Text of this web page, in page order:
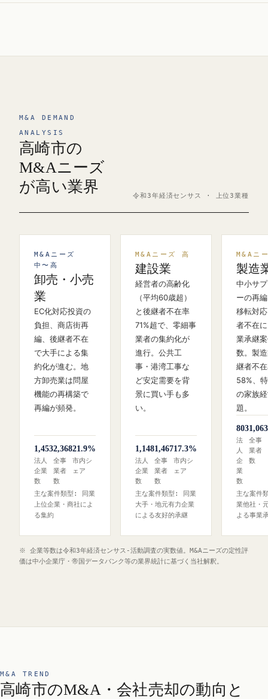
M&A DEMAND
ANALYSIS
高崎市の
M&Aニーズ
が高い業界
令和3年経済センサス · 上位3業種
M&Aニーズ
中〜高
卸売・小売
業
EC化対応投資の
負担、商店街再
編、後継者不在
で大手による集
約化が進む。地
方卸売業は問屋
機能の再構築で
再編が頻発。
1,453
法人
企業
数
2,368
全事
業者
数
21.9%
市内シ
ェア
主な案件類型: 同業
上位企業・商社によ
る集約
M&Aニーズ 高
建設業
経営者の高齢化
（平均60歳超）
と後継者不在率
71%超で、零細事
業者の集約化が
進行。公共工
事・港湾工事な
ど安定需要を背
景に買い手も多
い。
1,148
法人
企業
数
1,467
全事
業者
数
17.3%
市内シ
ェア
主な案件類型: 同業
大手・地元有力企業
による友好的承継
M&Aニ
製造
中小サ
ーの再
移転対
者不在
業承継
数。製
継者不
58%、
の家族
題。
803
法
人
企
業
数
1,063
全事
業者
数
主な案件
業他社・
よる事業
※ 企業等数は令和3年経済センサス‐活動調査の実数値。M&Aニーズの定性評
価は中小企業庁・帝国データバンク等の業界統計に基づく当社解釈。
M&A TREND
高崎市のM&A・会社売却の動向と